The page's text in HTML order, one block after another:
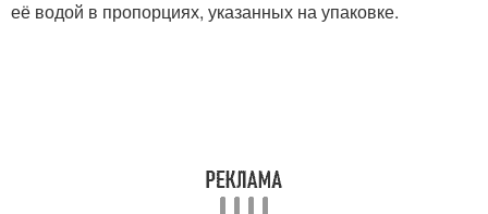
её водой в пропорциях, указанных на упаковке.